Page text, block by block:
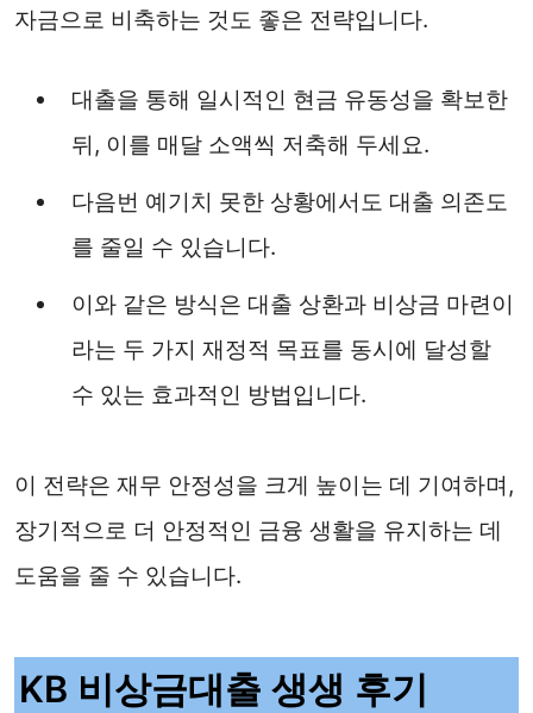
자금으로 비축하는 것도 좋은 전략입니다.
대출을 통해 일시적인 현금 유동성을 확보한
뒤, 이를 매달 소액씩 저축해 두세요.
다음번 예기치 못한 상황에서도 대출 의존도
를 줄일 수 있습니다.
이와 같은 방식은 대출 상환과 비상금 마련이
라는 두 가지 재정적 목표를 동시에 달성할
수 있는 효과적인 방법입니다.
이 전략은 재무 안정성을 크게 높이는 데 기여하며,
장기적으로 더 안정적인 금융 생활을 유지하는 데
도움을 줄 수 있습니다.
KB 비상금대출 생생 후기